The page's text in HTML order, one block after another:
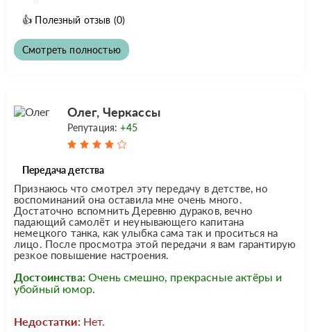
👍 Полезный отзыв (0)
Смотреть полностью
Олег, Черкассы
Репутация:+45
Передача детства
Признаюсь что смотрел эту передачу в детстве, но
воспоминаний она оставила мне очень много.
Достаточно вспомнить Деревню дураков, вечно
падающий самолёт и неунывающего капитана
немецкого танка, как улыбка сама так и проситься на
лицо. После просмотра этой передачи я вам гарантирую
резкое повышение настроения.
Достоинства: Очень смешно, прекрасные актёры и
убойный юмор.
Недостатки: Нет.